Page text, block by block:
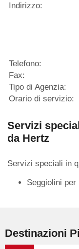
Indirizzo:
Telefono:
Fax:
Tipo di Agenzia:
Orario di servizio:
Servizi
da Hertz
Servizi speciali in
Seggiolini per
Destinazioni